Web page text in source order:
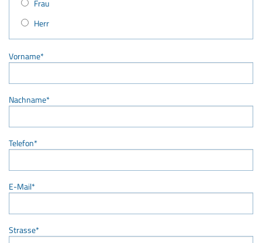
Frau
Herr
Vorname*
Nachname*
Telefon*
E-Mail*
Strasse*